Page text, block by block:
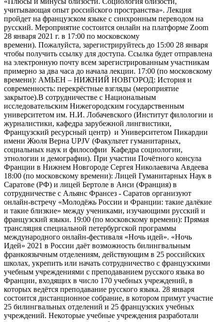
учитывающая опыт российского пространства». Лекция
пройдет на французском языке с синхронным переводом на
русский. Мероприятие состоится онлайн на платформе Zoom
28 января 2021 г. в 17:00 по московскому
времени). Пожалуйста, зарегистрируйтесь до 15:00 28 января
чтобы получить ссылку для доступа. Ссылка будет отправлена
на электронную почту всем зарегистрированным участникам
примерно за два часа до начала лекции. 17:00 (по московскому
времени): АМЬЕН – НИЖНИЙ НОВГОРОД: История и
современность: перекрёстные взгляды (мероприятие
закрытое).В сотрудничестве с Национальным
исследовательским Нижегородским государственным
университетом им. Н.И. Лобачевского (Институт филологии и
журналистики, кафедра зарубежной лингвистики,
Французский ресурсный центр) и Университетом Пикардии
имени Жюля Верна UPJV (Факультет гуманитарных,
социальных наук и философии Кафедра социологии,
этнологии и демографии). При участии Почётного консула
Франции в Нижнем Новгороде Сергея Николаевича Авдеева
18:00 (по московскому времени): Лицей Гуманитарных Наук в
Саратове (РФ) и лицей Бертоле в Анси (Франция) в
сотрудничестве с Альянс Франсез - Саратов организуют
онлайн-встречу «Молодёжь России и Франции: такие далёкие
и такие близкие» между учениками, изучающими русский и
французский языки. 19:00 (по московскому времени): Прямая
трансляция специальной петербургской программы
международного онлайн-фестиваля «Ночь идей». «Ночь
Идей» 2021 в России даёт возможность билингвальным
франкоязычным отделениям, действующим в 25 российских
школах, укрепить или начать сотрудничество с французскими
учебным учреждениями с преподаванием русского языка во
Франции, входящих в число 170 учебных учреждений, в
которых ведётся преподавание русского языка. 28 января
состоится дистанционное собрание, в котором примут участие
25 билингвальных отделений и 25 французских учебных
учреждений. Некоторые учебные учреждения разработали